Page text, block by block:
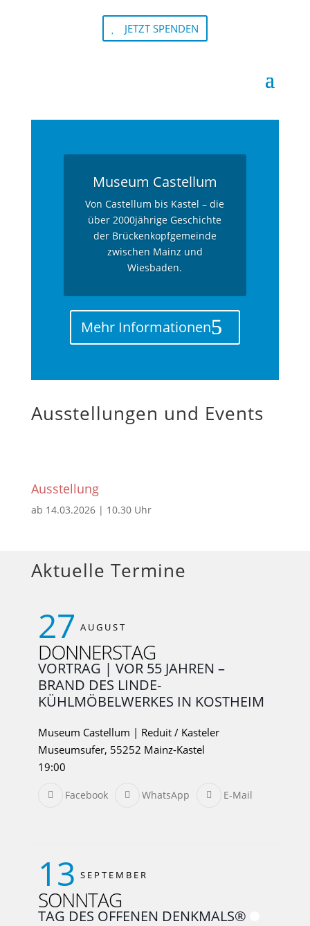
JETZT SPENDEN
Museum Castellum
Von Castellum bis Kastel – die
über 2000jährige Geschichte
der Brückenkopfgemeinde
zwischen Mainz und
Wiesbaden.
Mehr Informationen
Ausstellungen und Events
Ausstellung
ab 14.03.2026 | 10.30 Uhr
Aktuelle Termine
27 AUGUST
DONNERSTAG
VORTRAG | VOR 55 JAHREN –
BRAND DES LINDE-
KÜHLMÖBELWERKES IN KOSTHEIM
Museum Castellum | Reduit / Kasteler
Museumsufer, 55252 Mainz-Kastel
19:00
Facebook WhatsApp E-Mail
13 SEPTEMBER
SONNTAG
TAG DES OFFENEN DENKMALS®